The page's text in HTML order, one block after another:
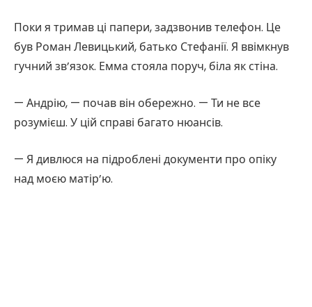
Поки я тримав ці папери, задзвонив телефон. Це
був Роман Левицький, батько Стефанії. Я ввімкнув
гучний зв’язок. Емма стояла поруч, біла як стіна.
— Андрію, — почав він обережно. — Ти не все
розумієш. У цій справі багато нюансів.
— Я дивлюся на підроблені документи про опіку
над моєю матір’ю.